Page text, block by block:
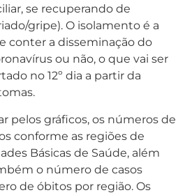
se recuperando de
gripe). O isolamento é a
conter a disseminação do
ou não, o que vai ser
no 12º dia a partir da
pelos gráficos, os números de
conforme as regiões de
Básicas de Saúde, além
o número de casos
de óbitos por região. Os